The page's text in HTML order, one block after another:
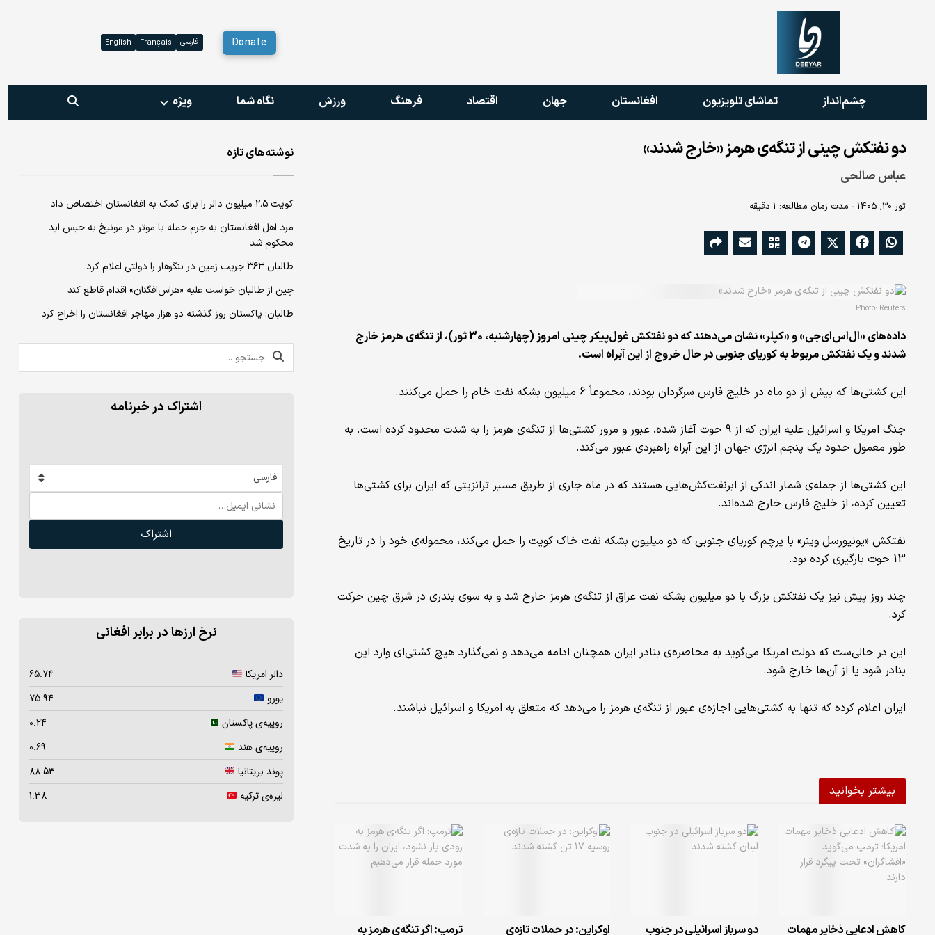
Donate فارسی Français
English
چشم‌انداز تماشای تلویزیون افغانستان جهان اقتصاد فرهنگ ورزش نگاه شما ویژه‌
دو نفتکش چینی از تنگه‌ی هرمز «خارج شدند»
عباس صالحی
ثور 30, 1405 مدت زمان مطالعه: 1 دقیقه
Photo: Reuters
داده‌های «ال‌اس‌ای‌جی» و «کپلر» نشان می‌دهند که دو نفتکش غول‌پیکر چینی امروز (چهارشنبه، 30 ثور)، از تنگه‌ی هرمز خارج
شدند و یک نفتکش مربوط به کوریای جنوبی در حال خروج از این آبراه است.
این کشتی‌ها که بیش از دو ماه در خلیج فارس سرگردان بودند، مجموعاً 6 میلیون بشکه نفت خام را حمل می‌کنند.
جنگ امریکا و اسرائیل علیه ایران که از 9 حوت آغاز شده، عبور‌ و مرور کشتی‌ها از تنگه‌ی هرمز را به شدت محدود کرده است. به
طور معمول حدود یک پنجم انرژی جهان از این آبراه راهبردی عبور می‌کند.
این کشتی‌ها از جمله‌ی شمار اندکی از ابرنفت‌کش‌هایی هستند که در ماه جاری از طریق مسیر ترانزیتی که ایران برای کشتی‌ها
تعیین کرده، از خلیج فارس خارج شده‌اند.
نفتکش «یونیورسل وینر» با پرچم کوریای جنوبی که دو میلیون بشکه نفت خاک کویت را حمل می‌کند، محموله‌ی خود را در تاریخ
13 حوت بارگیری کرده بود.
چند روز پیش نیز یک نفتکش بزرگ با دو میلیون بشکه نفت عراق از تنگه‌ی هرمز خارج شد و به سوی بندری در شرق چین حرکت
کرد.
این در حالی‌ست که دولت امریکا می‌گوید به محاصره‌ی بنادر ایران همچنان ادامه می‌دهد و نمی‌گذارد هیچ کشتی‌ای وارد این
بنادر شود یا از آن‌ها خارج شود.
ایران اعلام کرده که تنها به کشتی‌هایی اجازه‌ی عبور از تنگه‌ی هرمز را می‌دهد که متعلق به امریکا و اسرائیل نباشند.
بیشتر بخوانید
کاهش ادعایی ذخایر مهمات دو سرباز اسرائیلی در جنوب اوکراین: در حملات تازه‌ی ترمپ: اگر تنگه‌ی هرمز به
نوشته‌های تازه
کویت ۲.۵ میلیون دالر را برای کمک به افغانستان اختصاص داد
مرد اهل افغانستان به جرم حمله‌ با موتر در مونیخ به حبس ابد
محکوم شد
طالبان ۳۶۳ جریب زمین در ننگرهار را دولتی اعلام کرد
چین از طالبان خواست علیه «هراس‌افگنان» اقدام قاطع کند
طالبان: پاکستان روز گذشته دو هزار مهاجر افغانستان را اخراج کرد
اشتراک در خبرنامه
فارسی
اشتراک
نرخ ارزها در برابر افغانی
دالر امریکا
65.74
یورو
75.94
روپیه‌ی پاکستان
0.24
روپیه‌ی هند
0.69
پوند بریتانیا
88.53
لیره‌ی ترکیه
1.38